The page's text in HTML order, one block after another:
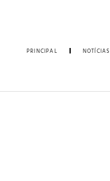
PRINCIPAL NOTÍCIAS